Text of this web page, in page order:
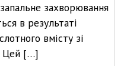
захворювання
в результаті
вмісту зі
Цей […]